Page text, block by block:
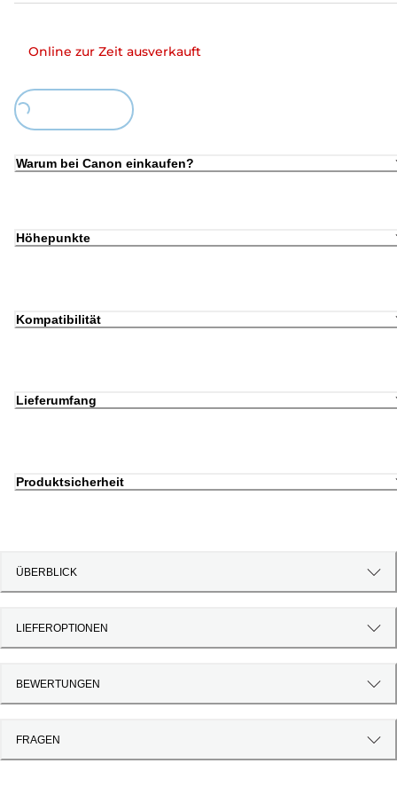
Online zur Zeit ausverkauft
Loading...
Warum bei Canon einkaufen?
Höhepunkte
Kompatibilität
Lieferumfang
Produktsicherheit
ÜBERBLICK
LIEFEROPTIONEN
BEWERTUNGEN
FRAGEN